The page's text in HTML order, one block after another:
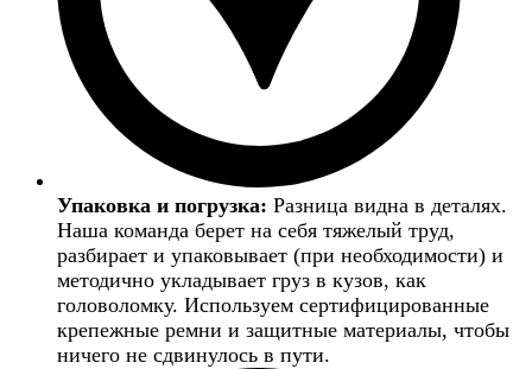
Упаковка и погрузка: Разница видна в деталях.
Наша команда берет на себя тяжелый труд,
разбирает и упаковывает (при необходимости) и
методично укладывает груз в кузов, как
головоломку. Используем сертифицированные
крепежные ремни и защитные материалы, чтобы
ничего не сдвинулось в пути.